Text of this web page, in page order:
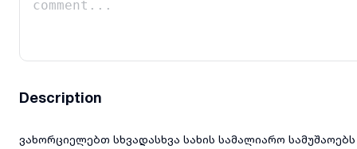
Description
ვახორციელებთ სხვადასხვა სახის სამალიარო სამუშაოებს